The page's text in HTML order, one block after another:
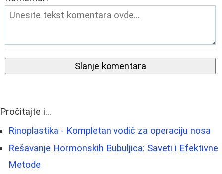
Slanje komentara
Pročitajte i...
Rinoplastika - Kompletan vodič za operaciju nosa
Rešavanje Hormonskih Bubuljica: Saveti i Efektivne
Metode